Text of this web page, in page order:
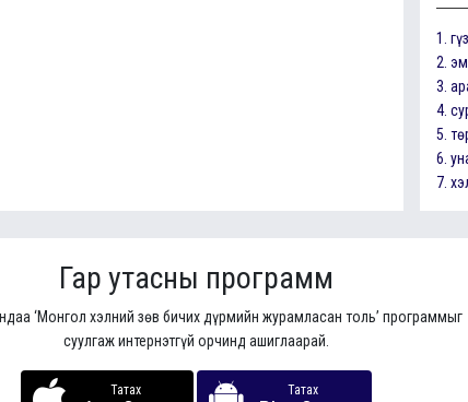
1.
2.
3.
4.
5.
6.
7.
Гар утасны программ
‘Монгол хэлний зөв бичих дүрмийн журамласан толь’ программыг
суулгаж интернэтгүй орчинд ашиглаарай.
Татах Татах